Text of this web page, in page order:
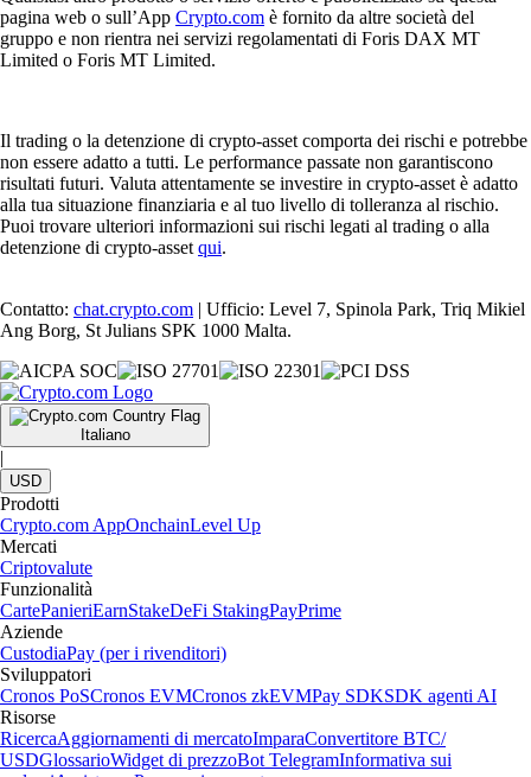
pagina web o sull’App Crypto.com è fornito da altre società del
gruppo e non rientra nei servizi regolamentati di Foris DAX MT
Limited o Foris MT Limited.
Il trading o la detenzione di crypto-asset comporta dei rischi e potrebbe
non essere adatto a tutti. Le performance passate non garantiscono
risultati futuri. Valuta attentamente se investire in crypto-asset è adatto
alla tua situazione finanziaria e al tuo livello di tolleranza al rischio.
Puoi trovare ulteriori informazioni sui rischi legati al trading o alla
detenzione di crypto-asset qui.
Contatto: chat.crypto.com | Ufficio: Level 7, Spinola Park, Triq Mikiel
Ang Borg, St Julians SPK 1000 Malta.
Italiano
|
USD
Prodotti
Crypto.com AppOnchainLevel Up
Mercati
Criptovalute
Funzionalità
CartePanieriEarnStakeDeFi StakingPayPrime
Aziende
CustodiaPay (per i rivenditori)
Sviluppatori
Cronos PoSCronos EVMCronos zkEVMPay SDKSDK agenti AI
Risorse
RicercaAggiornamenti di mercatoImparaConvertitore BTC/
USDGlossarioWidget di prezzoBot TelegramInformativa sui